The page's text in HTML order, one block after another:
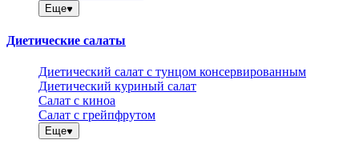
Еще
Диетические салаты
Диетический салат с тунцом консервированным
Диетический куриный салат
Салат с киноа
Салат с грейпфрутом
Еще